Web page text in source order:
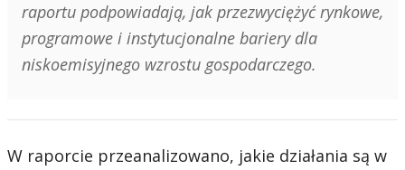
raportu podpowiadają, jak przezwyciężyć rynkowe,
programowe i instytucjonalne bariery dla
niskoemisyjnego wzrostu gospodarczego.
W raporcie przeanalizowano, jakie działania są w